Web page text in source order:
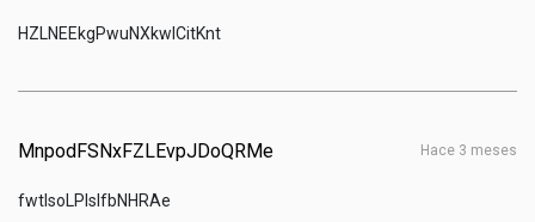
HZLNEEkgPwuNXkwlCitKnt
hace 3 meses
MnpodFSNxFZLEvpJDoQRMe
fwtlsoLPIsIfbNHRAe